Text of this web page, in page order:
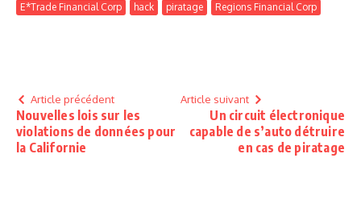
E*Trade Financial Corp
hack piratage Regions Financial Corp
Article précédent
Nouvelles lois sur les
violations de données pour
la Californie
Article suivant
Un circuit électronique
capable de s’auto détruire
en cas de piratage